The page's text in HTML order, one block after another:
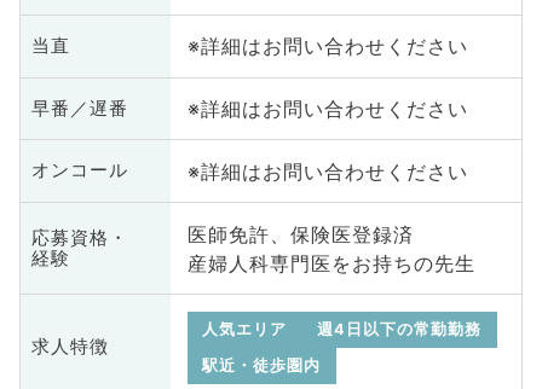
当直 ※詳細はお問い合わせください
早番／遅番 ※詳細はお問い合わせください
オンコール ※詳細はお問い合わせください
応募資格・
経験
医師免許、保険医登録済
産婦人科専門医をお持ちの先生
求人特徴
人気エリア
週4日以下の常勤勤務
駅近・徒歩圏内